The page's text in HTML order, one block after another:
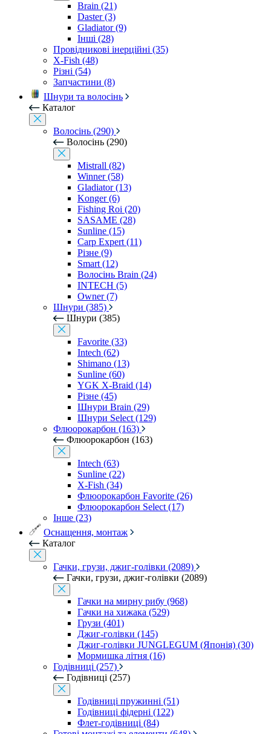
Brain (21)
Daster (3)
Gladiator (9)
Інші (28)
Провідникові інерційні (35)
X-Fish (48)
Різні (54)
Запчастини (8)
Шнури та волосінь
Каталог
Волосінь (290)
Волосінь (290)
Mistrall (82)
Winner (58)
Gladiator (13)
Konger (6)
Fishing Roi (20)
SASAME (28)
Sunline (15)
Carp Expert (11)
Різне (9)
Smart (12)
Волосінь Brain (24)
INTECH (5)
Owner (7)
Шнури (385)
Шнури (385)
Favorite (33)
Intech (62)
Shimano (13)
Sunline (60)
YGK X-Braid (14)
Різне (45)
Шнури Brain (29)
Шнури Select (129)
Флюорокарбон (163)
Флюорокарбон (163)
Intech (63)
Sunline (22)
X-Fish (34)
Флюорокарбон Favorite (26)
Флюорокарбон Select (17)
Інше (23)
Оснащення, монтаж
Каталог
Гачки, грузи, джиг-голівки (2089)
Гачки, грузи, джиг-голівки (2089)
Гачки на мирну рибу (968)
Гачки на хижака (529)
Грузи (401)
Джиг-голівки (145)
Джиг-голівки JUNGLEGUM (Японія) (30)
Мормишка літня (16)
Годівниці (257)
Годівниці (257)
Годівниці пружинні (51)
Годівниці фідерні (122)
Флет-годівниці (84)